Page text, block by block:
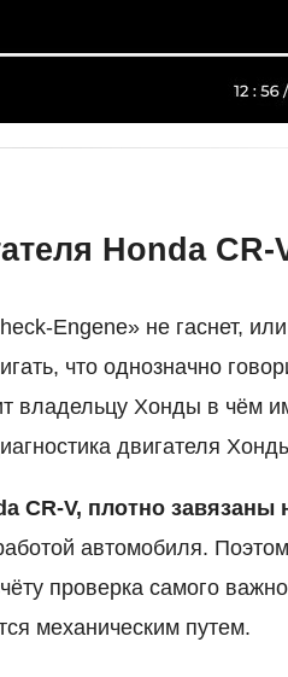
Honda CR-
Engene» не гаснет,
что однозначно
владельцу Хонды в чём
двигателя
CR-V, плотно завязаны
автомобиля.
проверка самого
механическим путем.